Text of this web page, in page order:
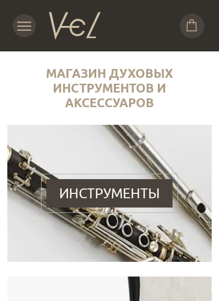
МАГАЗИН ДУХОВЫХ
ИНСТРУМЕНТОВ И
АКСЕССУАРОВ
ИНСТРУМЕНТЫ